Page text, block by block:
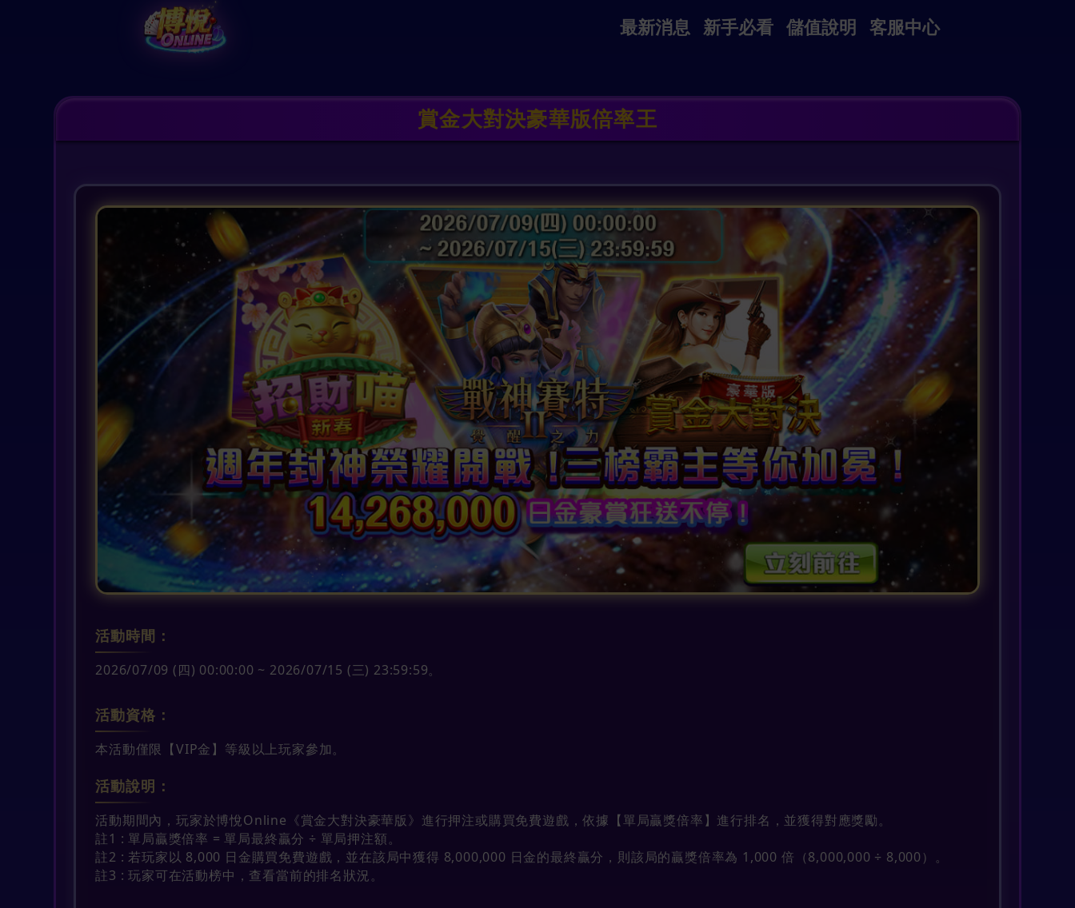
博悅 最新消息 新手必看 儲值說明 客服中心
賞金大對決豪華版倍率王
活動時間：
2026/07/09 (四) 00:00:00 ~ 2026/07/15 (三) 23:59:59。
活動資格：
本活動僅限【VIP金】等級以上玩家參加。
活動說明：
活動期間內，玩家於博悅Online《賞金大對決豪華版》進行押注或購買免費遊戲，依據【單局贏獎倍率】進行排名，並獲得對應獎勵。
註1 : 單局贏獎倍率 = 單局最終贏分 ÷ 單局押注額。
註2 : 若玩家以 8,000 日金購買免費遊戲，並在該局中獲得 8,000,000 日金的最終贏分，則該局的贏獎倍率為 1,000 倍（8,000,000 ÷ 8,000）。
註3 : 玩家可在活動榜中，查看當前的排名狀況。